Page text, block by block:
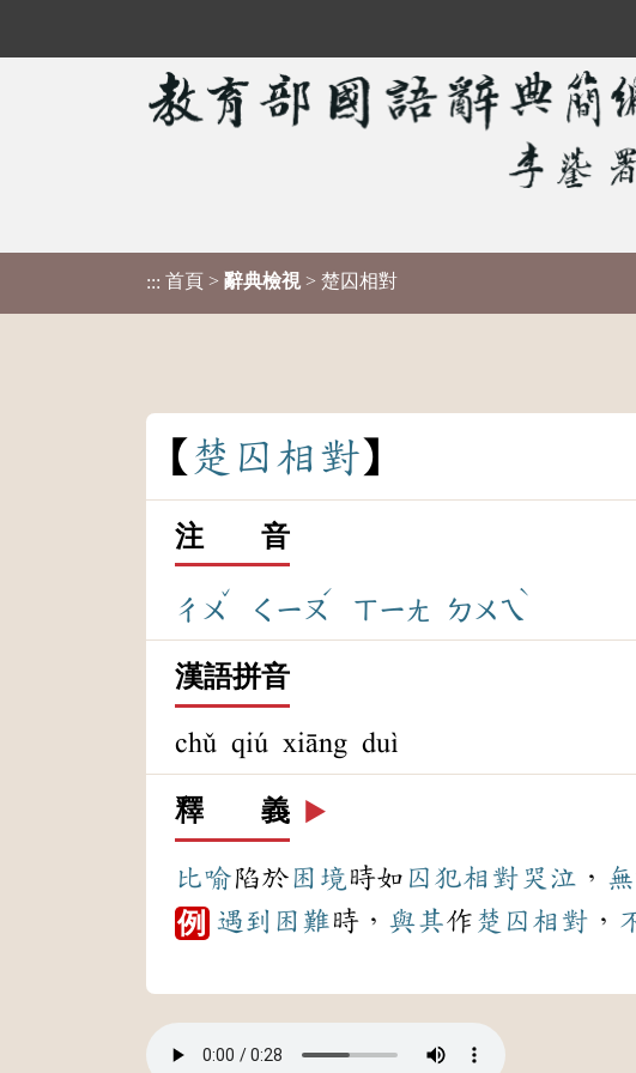
::: 首頁 > 辭典檢視 > 楚囚相對
楚 囚相對
注 音
ㄔㄨ
ˇ
ㄑㄧㄡ
ˊ
ㄒㄧㄤ ㄉㄨㄟ
ˋ
漢語拼音
chǔ qiú xiāng duì
釋 義 ▶️
比喻陷於困境時如 囚犯相對 哭泣 ，
例 遇到 困難時， 與其作 楚囚相對 ，